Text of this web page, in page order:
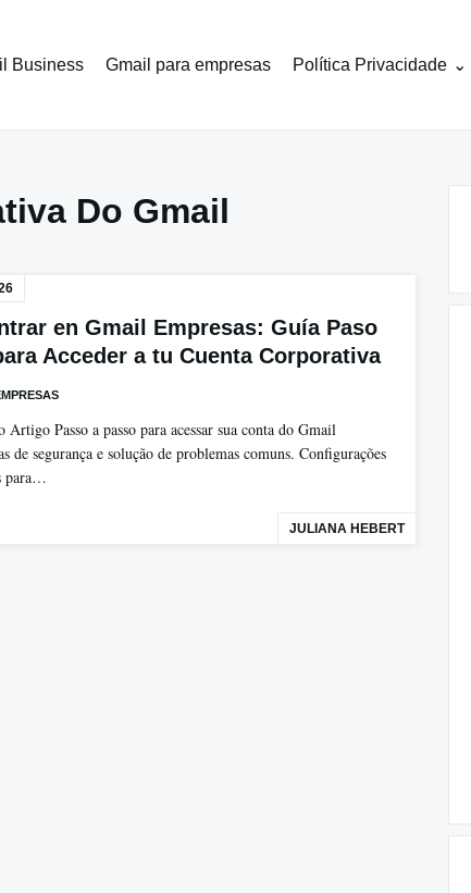
Business Gmail para empresas Política Privacidade
Do Gmail
en Gmail Empresas: Guía Paso
Acceder a tu Cuenta Corporativa
Artigo Passo a passo para acessar sua conta do Gmail
de segurança e solução de problemas comuns. Configurações
para…
JULIANA HEBERT